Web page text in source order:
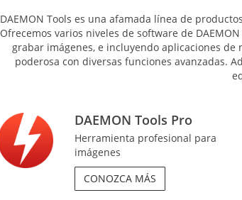
DAEMON Tools es una afamada línea de
Ofrecemos varios niveles de software de
grabar imágenes, e incluyendo aplicaciones
poderosa con diversas funciones avanzadas.
DAEMON Tools Pro
Herramienta profesional para
imágenes
CONOZCA MÁS